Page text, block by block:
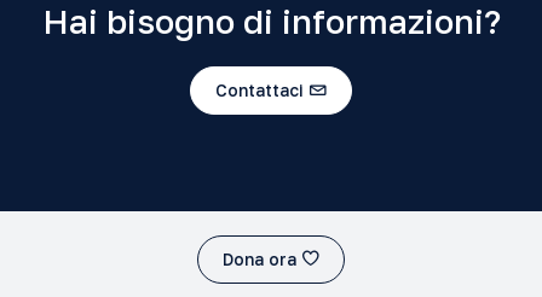
Hai bisogno di informazioni?
Contattaci
Dona ora